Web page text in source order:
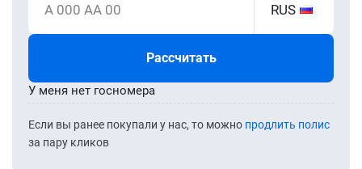
А 000 АА 00 RUS
Рассчитать
Если вы ранее покупали у нас, то можно продлить полис
за пару кликов
У меня нет госномера